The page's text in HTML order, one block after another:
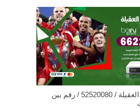
بي ان سبورت العقيلة / 52520080 / رقم بين